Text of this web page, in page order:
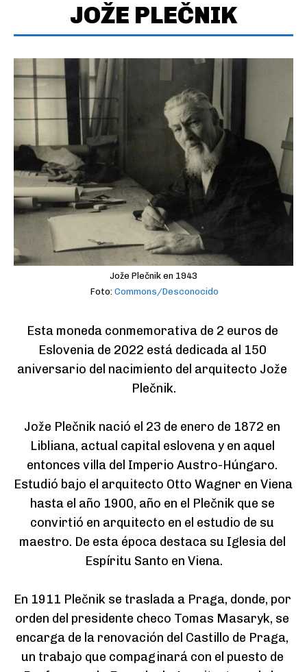
JOŽE PLEČNIK
Jože Plečnik en 1943
Foto: Commons/Desconocido
Esta moneda conmemorativa de 2 euros de
Eslovenia de 2022 está dedicada al 150
aniversario del nacimiento del arquitecto Jože
Plečnik.
Jože Plečnik nació el 23 de enero de 1872 en
Libliana, actual capital eslovena y en aquel
entonces villa del Imperio Austro-Húngaro.
Estudió bajo el arquitecto Otto Wagner en Viena
hasta el año 1900, año en el Plečnik que se
convirtió en arquitecto en el estudio de su
maestro. De esta época destaca su Iglesia del
Espíritu Santo en Viena.
En 1911 Plečnik se traslada a Praga, donde, por
orden del presidente checo Tomas Masaryk, se
encarga de la renovación del Castillo de Praga,
un trabajo que compaginará con el puesto de